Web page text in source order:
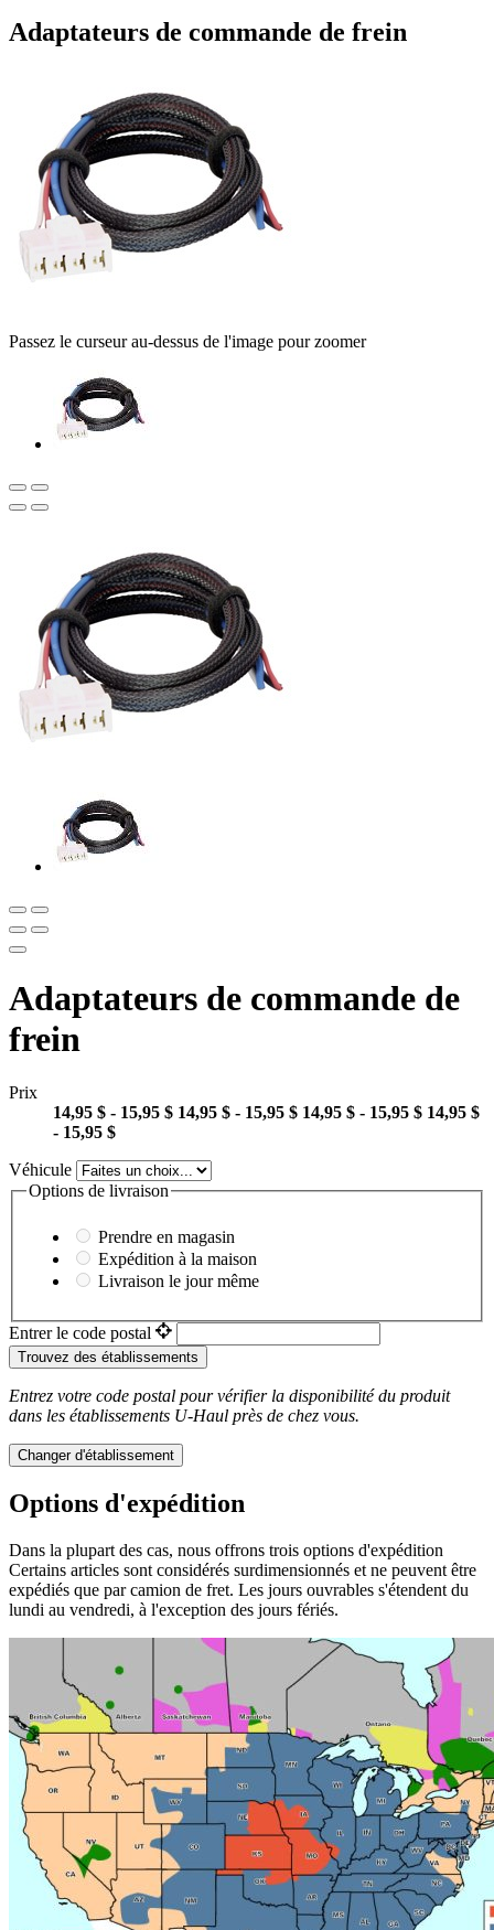
Adaptateurs de commande de frein
Passez le curseur au-dessus de l'image pour zoomer
Adaptateurs de commande de
frein
Prix
14,95 $ - 15,95 $ 14,95 $ - 15,95 $ 14,95 $ - 15,95 $ 14,95 $
- 15,95 $
Véhicule
Options de livraison
Prendre en magasin
Expédition à la maison
Livraison le jour même
Entrer le code postal
Trouvez des établissements
Entrez votre code postal pour vérifier la disponibilité du produit
dans les établissements U-Haul près de chez vous.
Changer d'établissement
Options d'expédition
Dans la plupart des cas, nous offrons trois options d'expédition
Certains articles sont considérés surdimensionnés et ne peuvent être
expédiés que par camion de fret. Les jours ouvrables s'étendent du
lundi au vendredi, à l'exception des jours fériés.